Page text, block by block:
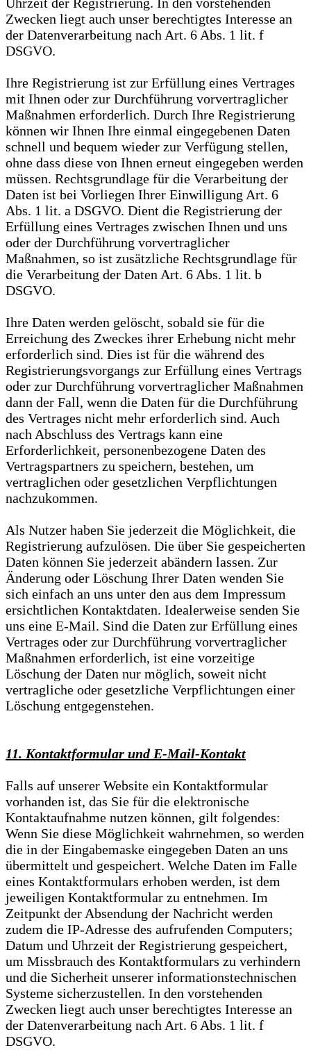
Uhrzeit der Registrierung. In den vorstehenden
Zwecken liegt auch unser berechtigtes Interesse an
der Datenverarbeitung nach Art. 6 Abs. 1 lit. f
DSGVO.
Ihre Registrierung ist zur Erfüllung eines Vertrages
mit Ihnen oder zur Durchführung vorvertraglicher
Maßnahmen erforderlich. Durch Ihre Registrierung
können wir Ihnen Ihre einmal eingegebenen Daten
schnell und bequem wieder zur Verfügung stellen,
ohne dass diese von Ihnen erneut eingegeben werden
müssen. Rechtsgrundlage für die Verarbeitung der
Daten ist bei Vorliegen Ihrer Einwilligung Art. 6
Abs. 1 lit. a DSGVO. Dient die Registrierung der
Erfüllung eines Vertrages zwischen Ihnen und uns
oder der Durchführung vorvertraglicher
Maßnahmen, so ist zusätzliche Rechtsgrundlage für
die Verarbeitung der Daten Art. 6 Abs. 1 lit. b
DSGVO.
Ihre Daten werden gelöscht, sobald sie für die
Erreichung des Zweckes ihrer Erhebung nicht mehr
erforderlich sind. Dies ist für die während des
Registrierungsvorgangs zur Erfüllung eines Vertrags
oder zur Durchführung vorvertraglicher Maßnahmen
dann der Fall, wenn die Daten für die Durchführung
des Vertrages nicht mehr erforderlich sind. Auch
nach Abschluss des Vertrags kann eine
Erforderlichkeit, personenbezogene Daten des
Vertragspartners zu speichern, bestehen, um
vertraglichen oder gesetzlichen Verpflichtungen
nachzukommen.
Als Nutzer haben Sie jederzeit die Möglichkeit, die
Registrierung aufzulösen. Die über Sie gespeicherten
Daten können Sie jederzeit abändern lassen. Zur
Änderung oder Löschung Ihrer Daten wenden Sie
sich einfach an uns unter den aus dem Impressum
ersichtlichen Kontaktdaten. Idealerweise senden Sie
uns eine E-Mail. Sind die Daten zur Erfüllung eines
Vertrages oder zur Durchführung vorvertraglicher
Maßnahmen erforderlich, ist eine vorzeitige
Löschung der Daten nur möglich, soweit nicht
vertragliche oder gesetzliche Verpflichtungen einer
Löschung entgegenstehen.
11. Kontaktformular und E-Mail-Kontakt
Falls auf unserer Website ein Kontaktformular
vorhanden ist, das Sie für die elektronische
Kontaktaufnahme nutzen können, gilt folgendes:
Wenn Sie diese Möglichkeit wahrnehmen, so werden
die in der Eingabemaske eingegeben Daten an uns
übermittelt und gespeichert. Welche Daten im Falle
eines Kontaktformulars erhoben werden, ist dem
jeweiligen Kontaktformular zu entnehmen. Im
Zeitpunkt der Absendung der Nachricht werden
zudem die IP-Adresse des aufrufenden Computers;
Datum und Uhrzeit der Registrierung gespeichert,
um Missbrauch des Kontaktformulars zu verhindern
und die Sicherheit unserer informationstechnischen
Systeme sicherzustellen. In den vorstehenden
Zwecken liegt auch unser berechtigtes Interesse an
der Datenverarbeitung nach Art. 6 Abs. 1 lit. f
DSGVO.